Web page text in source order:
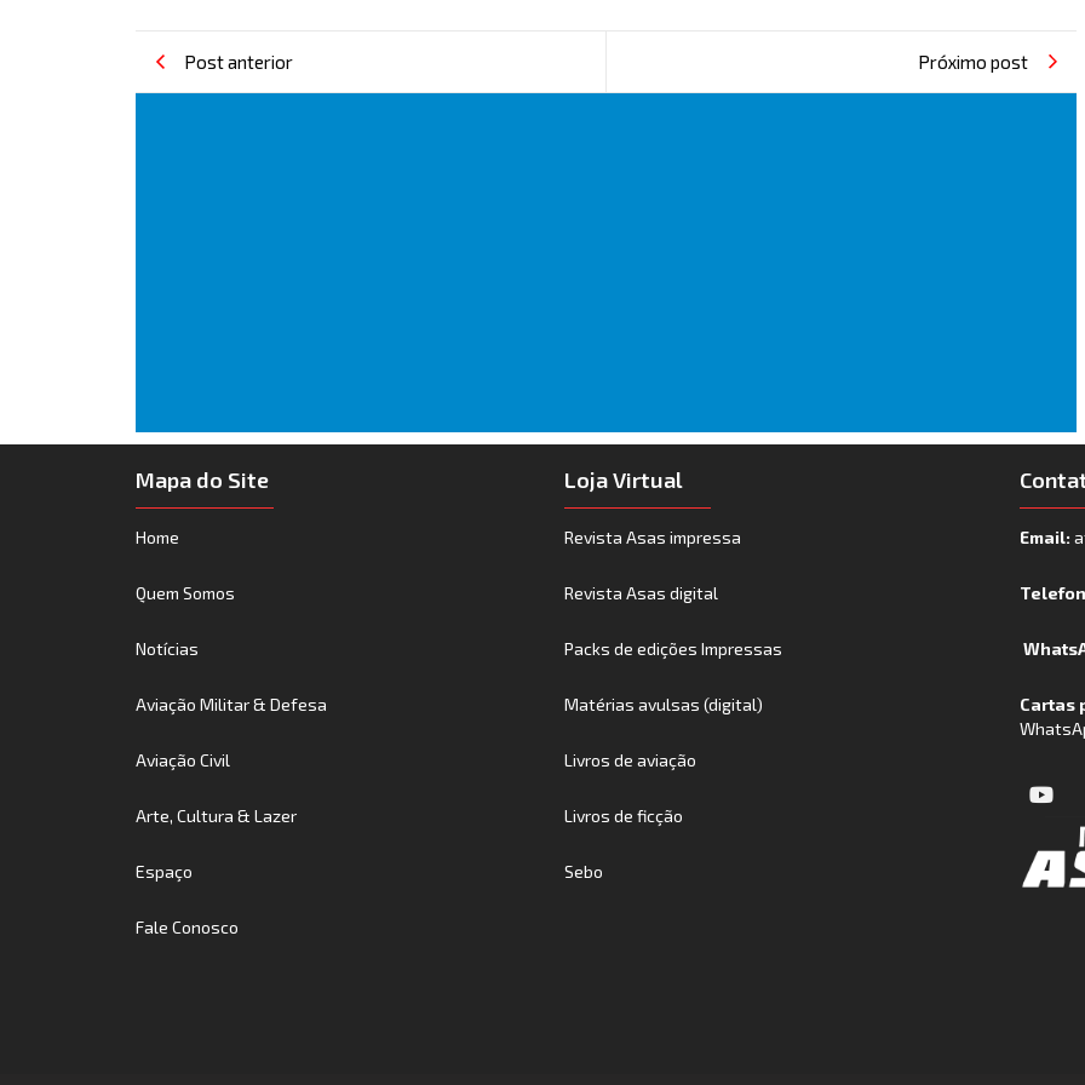
Post anterior Próximo post
Mapa do Site
Home
Quem Somos
Notícias
Aviação Militar & Defesa
Aviação Civil
Arte, Cultura & Lazer
Espaço
Fale Conosco
Loja Virtual
Revista Asas impressa
Revista Asas digital
Packs de edições Impressas
Matérias avulsas (digital)
Livros de aviação
Livros de ficção
Sebo
Email:
Cartas